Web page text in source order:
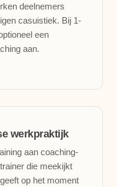
deelnemers
casuistiek. Bij 1-
een
aan.
werkpraktijk
aan coaching-
die meekijkt
op het moment